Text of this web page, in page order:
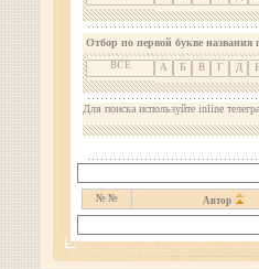
Отбор по первой букве названия
ВСЕ А Б В Г Д
Для поиска используйте inline
№ № Автор